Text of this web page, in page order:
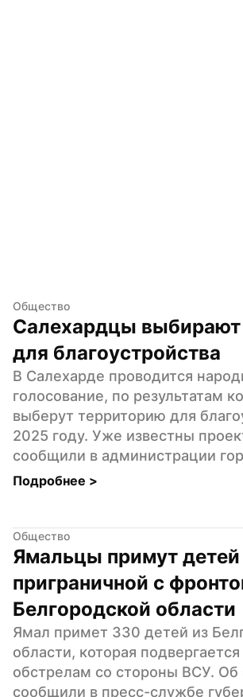
Общество
Салехардцы выбирают
для благоустройства
В Салехарде проводится
голосование, по результатам
выберут территорию для
2025 году. Уже известны
сообщили в администрации
Подробнее >
Общество
Ямальцы примут детей
приграничной с
Белгородской области
Ямал примет 330 детей из
области, которая
обстрелам со стороны ВСУ. Об
сообщили в пресс-службе